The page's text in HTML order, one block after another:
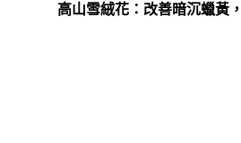
高山雪絨花：改善暗沉蠟黃